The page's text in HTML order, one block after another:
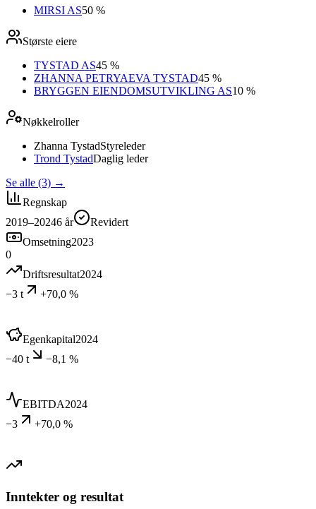
MIRSI AS50 %
Største eiere
TYSTAD AS45 %
ZHANNA PETRYAEVA TYSTAD45 %
BRYGGEN EIENDOMSUTVIKLING AS10 %
Nøkkelroller
Zhanna TystadStyreleder
Trond TystadDaglig leder
Se alle (3) →
Regnskap
2019–20246 år
Revidert
Omsetning2023
0
Driftsresultat2024
−3 t
+70,0 %
Egenkapital2024
−40 t
−8,1 %
EBITDA2024
−3
+70,0 %
Inntekter og resultat